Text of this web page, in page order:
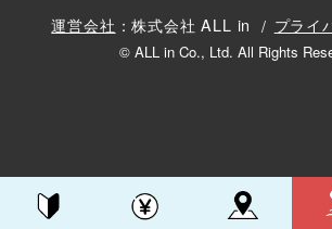
運営会社 ：株式会社 ALL in プライ
© ALL in Co., Ltd. All Rights